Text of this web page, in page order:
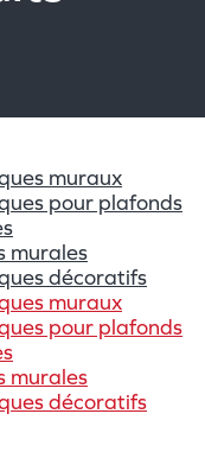
muraux
pour plafonds
murales
décoratifs
muraux
pour plafonds
murales
décoratifs